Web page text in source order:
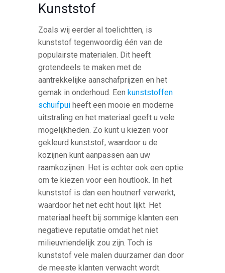
Kunststof
Zoals wij eerder al toelichtten, is
kunststof tegenwoordig één van de
populairste materialen. Dit heeft
grotendeels te maken met de
aantrekkelijke aanschafprijzen en het
gemak in onderhoud. Eenkunststoffen
schuifpui heeft een mooie en moderne
uitstraling en het materiaal geeft u vele
mogelijkheden. Zo kunt u kiezen voor
gekleurd kunststof, waardoor u de
kozijnen kunt aanpassen aan uw
raamkozijnen. Het is echter ook een optie
om te kiezen voor een houtlook. In het
kunststof is dan een houtnerf verwerkt,
waardoor het net echt hout lijkt. Het
materiaal heeft bij sommige klanten een
negatieve reputatie omdat het niet
milieuvriendelijk zou zijn. Toch is
kunststof vele malen duurzamer dan door
de meeste klanten verwacht wordt.